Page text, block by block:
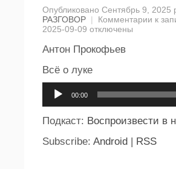
Опубликовано Сентябрь 9, 2025
РАЗГОВОР | Комментарии к
2025-09-09 отключены
Антон Прокофьев
Всё о луке
00:00
Подкаст: Воспроизвести в
Subscribe: Android | RSS